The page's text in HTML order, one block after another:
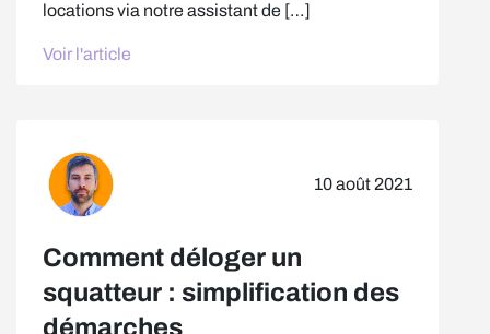
locations via notre assistant de […]
Voir l'article
10 août 2021
Comment déloger un
squatteur : simplification des
démarches